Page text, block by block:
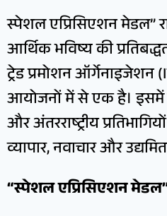
स्पेशल एप्रिसिएशन मेडल”
आर्थिक भविष्य की
ट्रेड प्रमोशन
आयोजनों में से एक है। इसमें
और अंतरराष्ट्रीय
व्यापार, नवाचार और
“स्पेशल एप्रिसिएशन